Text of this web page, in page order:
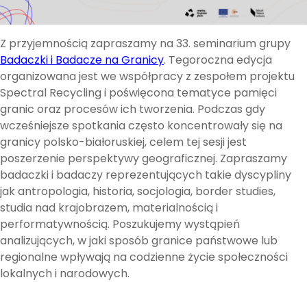
Z przyjemnością zapraszamy na 33. seminarium grupy
Badaczki i Badacze na Granicy. Tegoroczna edycja
organizowana jest we współpracy z zespołem projektu
Spectral Recycling i poświęcona tematyce pamięci
granic oraz procesów ich tworzenia. Podczas gdy
wcześniejsze spotkania często koncentrowały się na
granicy polsko-białoruskiej, celem tej sesji jest
poszerzenie perspektywy geograficznej. Zapraszamy
badaczki i badaczy reprezentujących takie dyscypliny
jak antropologia, historia, socjologia, border studies,
studia nad krajobrazem, materialnością i
performatywnością. Poszukujemy wystąpień
analizujących, w jaki sposób granice państwowe lub
regionalne wpływają na codzienne życie społeczności
lokalnych i narodowych.